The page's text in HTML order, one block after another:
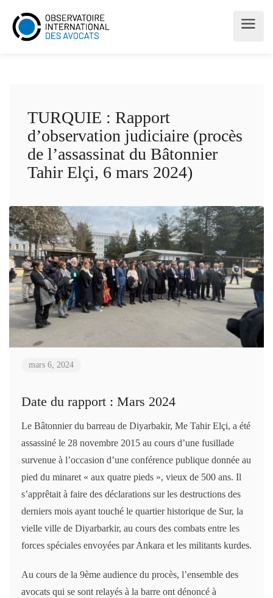
TURQUIE : Rapport
d’observation judiciaire (procès
de l’assassinat du Bâtonnier
Tahir Elçi, 6 mars 2024)
mars 6, 2024
Date du rapport : Mars 2024
Le Bâtonnier du barreau de Diyarbakir, Me Tahir Elçi, a été
assassiné le 28 novembre 2015 au cours d’une fusillade
survenue à l’occasion d’une conférence publique donnée au
pied du minaret « aux quatre pieds », vieux de 500 ans. Il
s’apprêtait à faire des déclarations sur les destructions des
derniers mois ayant touché le quartier historique de Sur, la
vielle ville de Diyarbarkir, au cours des combats entre les
forces spéciales envoyées par Ankara et les militants kurdes.
Au cours de la 9ème audience du procès, l’ensemble des
avocats qui se sont relayés à la barre ont dénoncé à